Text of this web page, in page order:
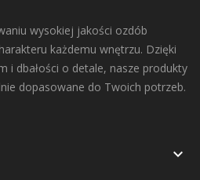
wysokiej jakości ozdób
każdemu wnętrzu. Dzięki
i dbałości o detale, nasze produkty
dopasowane do Twoich potrzeb.
